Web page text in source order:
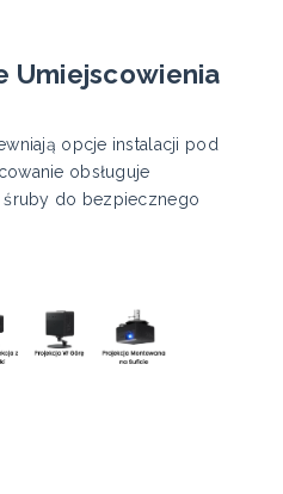
Umiejscowienia
opcje instalacji pod
obsługuje
śruby do bezpiecznego